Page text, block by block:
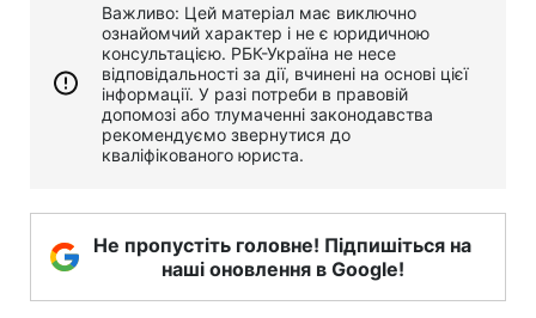
Важливо: Цей матеріал має виключно
ознайомчий характер і не є юридичною
консультацією. РБК-Україна не несе
відповідальності за дії, вчинені на основі цієї
інформації. У разі потреби в правовій
допомозі або тлумаченні законодавства
рекомендуємо звернутися до
кваліфікованого юриста.
Не пропустіть головне! Підпишіться на
наші оновлення в Google!